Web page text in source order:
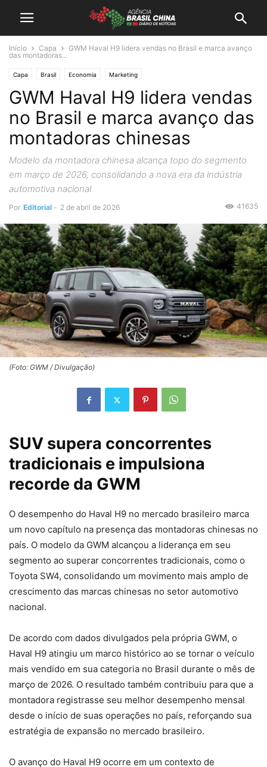
Início Capa
GWM Haval H9 lidera vendas no Brasil e marca avanço
das montadoras...
Capa Brasil Economia Marketing
GWM Haval H9 lidera vendas
no Brasil e marca avanço das
montadoras chinesas
Modelo da montadora chinesa alcança topo do segmento
em março de 2026, consolidando a nova era da indústria
automotiva nacional
Por Editorial - 2 de abril de 2026 41635
(Foto: GWM / Divulgação)
SUV supera concorrentes
tradicionais e impulsiona
recorde da GWM
O desempenho do Haval H9 no mercado brasileiro marca
um novo capítulo na presença das montadoras chinesas no
país. O modelo da GWM alcançou a liderança em seu
segmento ao superar concorrentes tradicionais, como o
Toyota SW4, consolidando um movimento mais amplo de
crescimento das marcas chinesas no setor automotivo
nacional.
De acordo com dados divulgados pela própria GWM, o
Haval H9 atingiu um marco histórico ao se tornar o veículo
mais vendido em sua categoria no Brasil durante o mês de
março de 2026. O resultado também contribuiu para que a
montadora registrasse seu melhor desempenho mensal
desde o início de suas operações no país, reforçando sua
estratégia de expansão no mercado brasileiro.
O avanço do Haval H9 ocorre em um contexto de